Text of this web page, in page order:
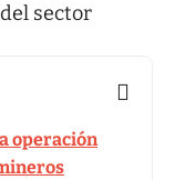
sector
operación